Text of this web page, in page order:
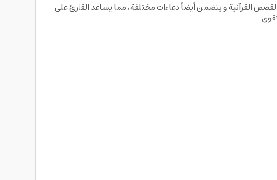
خلال القصص القرآنية و يتضمن أيضاً دعاءات مختلفة، مما يساعد القارئ على